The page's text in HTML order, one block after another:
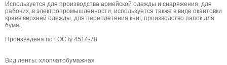
Используется для производства армейской одежды и снаряжения, для
рабочих, в электропромышленности, используется также в виде окантовки
краев верхней одежды, для переплетения книг, производство папок для
бумаг.
Произведена по ГОСТу 4514-78
Вид ленты: хлопчатобумажная